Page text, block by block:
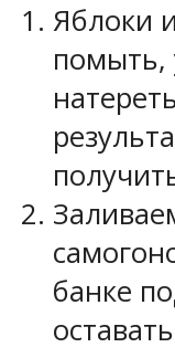
Яблоки
помыть,
банке